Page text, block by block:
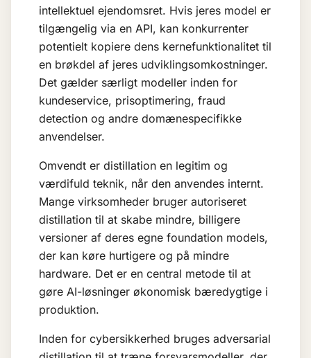
intellektuel ejendomsret. Hvis jeres model er
tilgængelig via en API, kan konkurrenter
potentielt kopiere dens kernefunktionalitet til
en brøkdel af jeres udviklingsomkostninger.
Det gælder særligt modeller inden for
kundeservice, prisoptimering, fraud
detection og andre domænespecifikke
anvendelser.
Omvendt er distillation en legitim og
værdifuld teknik, når den anvendes internt.
Mange virksomheder bruger autoriseret
distillation til at skabe mindre, billigere
versioner af deres egne foundation models,
der kan køre hurtigere og på mindre
hardware. Det er en central metode til at
gøre AI-løsninger økonomisk bæredygtige i
produktion.
Inden for cybersikkerhed bruges adversarial